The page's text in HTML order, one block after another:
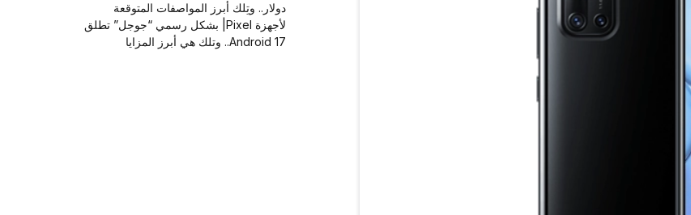
دولار.. وتِلك أبرز المواصفات المتوقعة
لأجهزة Pixel| بشكل رسمي “جوجل” تطلق
Android 17.. وتلك هي أبرز المزايا